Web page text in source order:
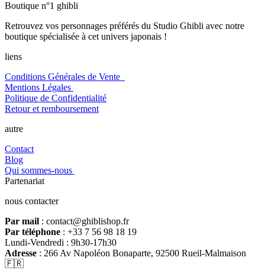
Boutique n°1 ghibli
Retrouvez vos personnages préférés du Studio Ghibli avec notre
boutique spécialisée à cet univers japonais !
liens
Conditions Générales de Vente
Mentions Légales
Politique de Confidentialité
Retour et remboursement
autre
Contact
Blog
Qui sommes-nous
Partenariat
nous contacter
Par mail : contact@ghiblishop.fr
Par téléphone : +33 7 56 98 18 19
Lundi-Vendredi : 9h30-17h30
Adresse : 266 Av Napoléon Bonaparte, 92500 Rueil-Malmaison
🇫🇷